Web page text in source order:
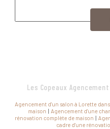
Les Copeaux
Agencement d'un salon à Lorette
maison
Agencement d'une
rénovation complète de maison
cadre d'une